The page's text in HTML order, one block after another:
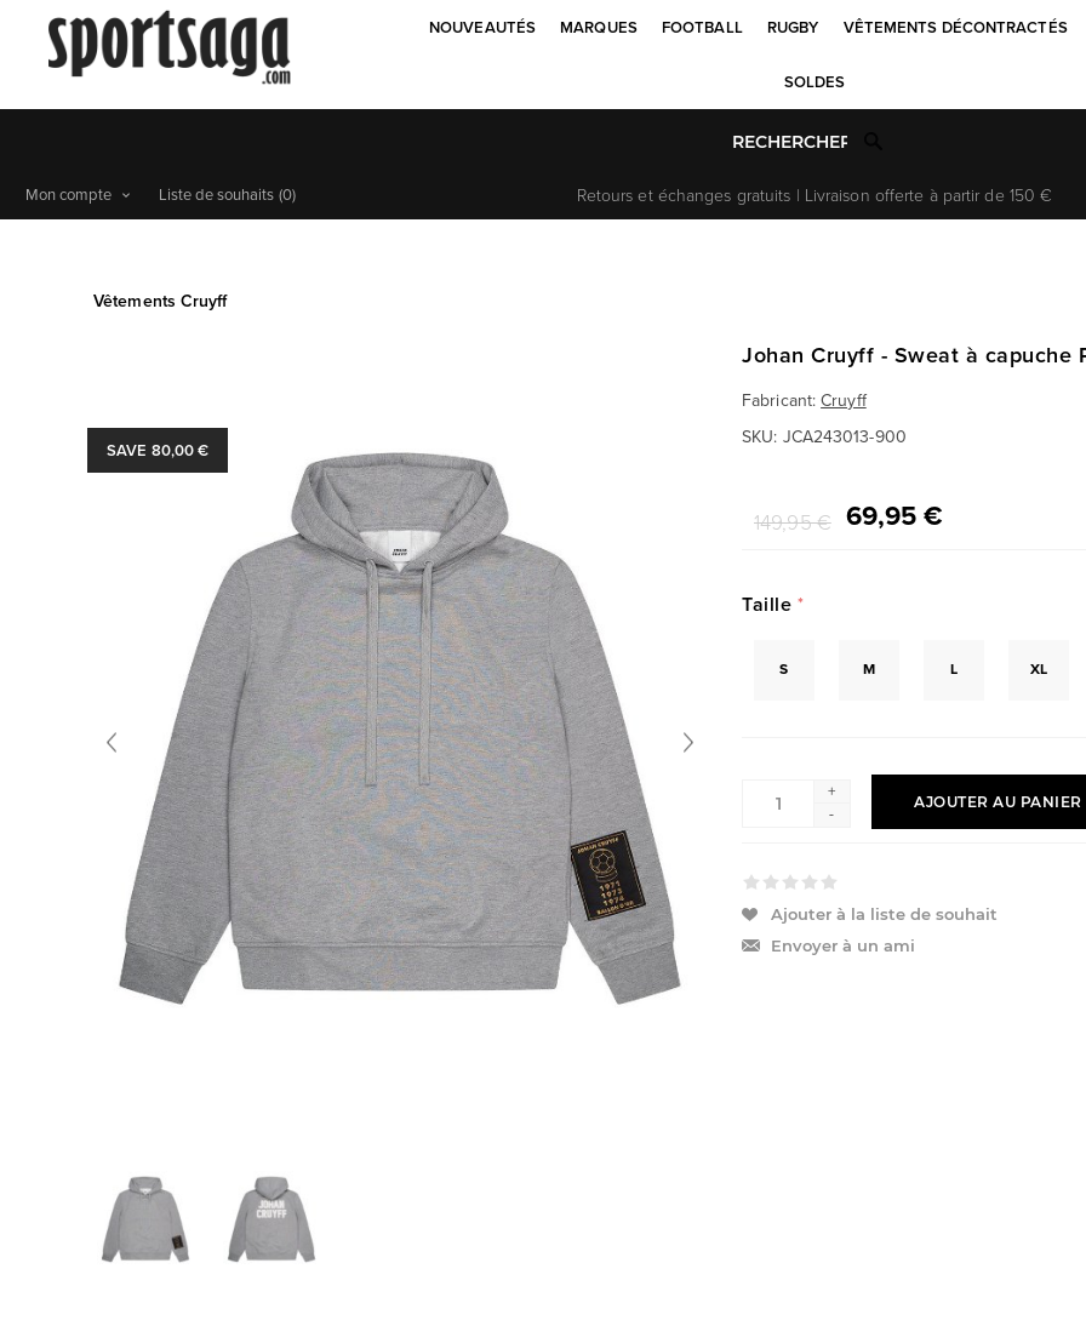
NOUVEAUTÉS MARQUES FOOTBALL RUGBY VÊTEMENTS DÉCONTRACTÉS
SOLDES
Retours et échanges gratuits | Livraison offerte à partir de 150 €
Mon compte Liste de souhaits (0)
Vêtements Cruyff
SAVE 80,00 €
Johan Cruyff - Sweat à capuche
Fabricant:Cruyff
SKU: JCA243013-900
149,95 € 69,95 €
Taille *
S M L XL
+
-
AJOUTER AU PANIER
Ajouter à la liste de souhait
Envoyer à un ami